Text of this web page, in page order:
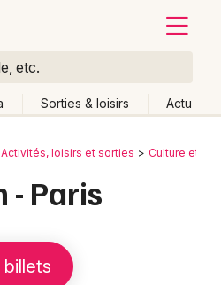
etc.
Sorties & loisirs Actu
Activités, loisirs et sorties Culture et
- Paris
lieu
week-end